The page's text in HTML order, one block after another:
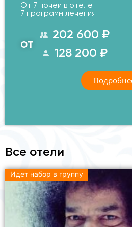
От 7 ночей в отеле
7 программ лечения
от
202 600 ₽
128 200 ₽
Все отели
Идет набор в группу